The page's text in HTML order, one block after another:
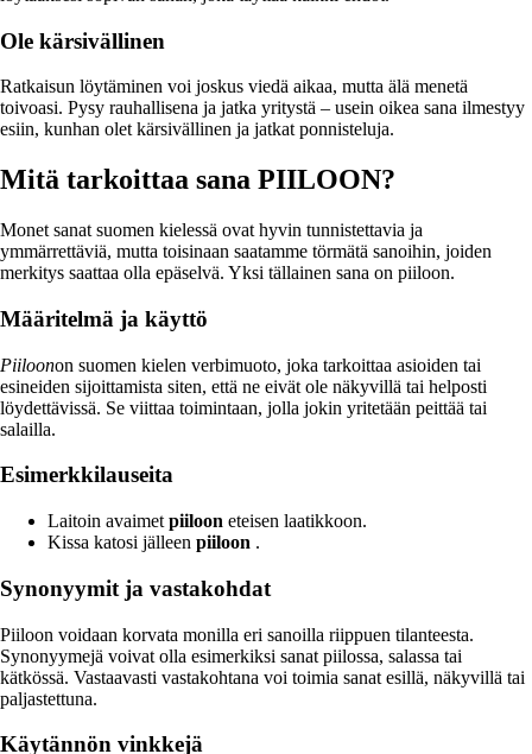
Ole kärsivällinen
Ratkaisun löytäminen voi joskus viedä aikaa, mutta älä menetä
toivoasi. Pysy rauhallisena ja jatka yritystä – usein oikea sana ilmestyy
esiin, kunhan olet kärsivällinen ja jatkat ponnisteluja.
Mitä tarkoittaa sana PIILOON?
Monet sanat suomen kielessä ovat hyvin tunnistettavia ja
ymmärrettäviä, mutta toisinaan saatamme törmätä sanoihin, joiden
merkitys saattaa olla epäselvä. Yksi tällainen sana on piiloon.
Määritelmä ja käyttö
Piiloonon suomen kielen verbimuoto, joka tarkoittaa asioiden tai
esineiden sijoittamista siten, että ne eivät ole näkyvillä tai helposti
löydettävissä. Se viittaa toimintaan, jolla jokin yritetään peittää tai
salailla.
Esimerkkilauseita
Laitoin avaimet piiloon eteisen laatikkoon.
Kissa katosi jälleen piiloon .
Synonyymit ja vastakohdat
Piiloon voidaan korvata monilla eri sanoilla riippuen tilanteesta.
Synonyymejä voivat olla esimerkiksi sanat piilossa, salassa tai
kätkössä. Vastaavasti vastakohtana voi toimia sanat esillä, näkyvillä tai
paljastettuna.
Käytännön vinkkejä